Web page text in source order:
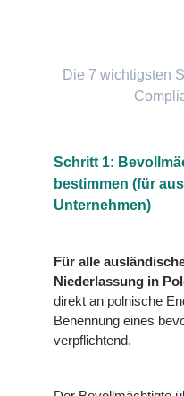
Die 7 wichtigsten
Schritt 1:
bestimmen (für
Unternehmen)
Für alle
Niederlassung in
direkt an polnische
Benennung eines
verpflichtend.